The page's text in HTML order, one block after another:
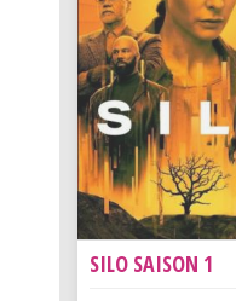
SILO SAISON 1